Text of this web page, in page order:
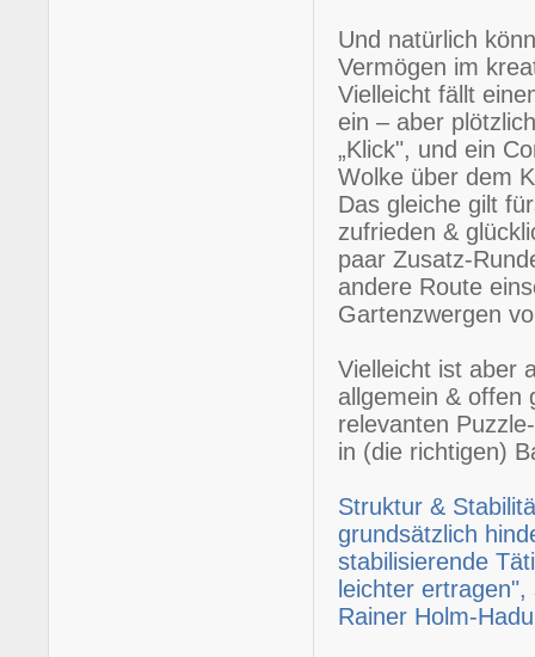
Und natürlich
Vermögen im
Vielleicht fällt
ein – aber
„Klick", und ein
Wolke über dem
Das gleiche gilt
zufrieden &
paar Zusatz-
andere Route
Gartenzwergen
Vielleicht ist aber
allgemein & offen
relevanten
in (die richtigen)
Struktur &
grundsätzlich
stabilisierende
leichter
Rainer Holm-